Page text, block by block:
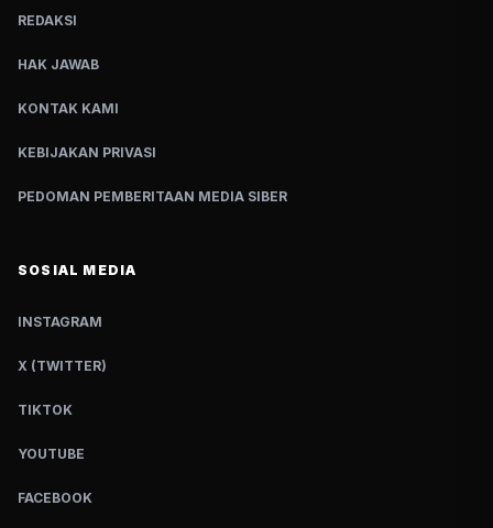
REDAKSI
HAK JAWAB
KONTAK KAMI
KEBIJAKAN PRIVASI
PEDOMAN PEMBERITAAN MEDIA SIBER
SOSIAL MEDIA
INSTAGRAM
X (TWITTER)
TIKTOK
YOUTUBE
FACEBOOK